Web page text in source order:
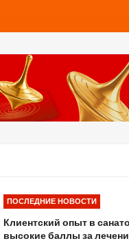
ПОСЛЕДНИЕ НОВОСТИ
Клиентский опыт в
высокие баллы за